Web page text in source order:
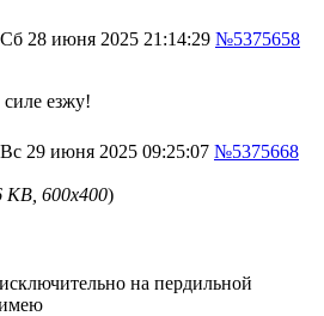
Сб 28 июня 2025 21:14:29 №5375658
езжу!
Вс 29 июня 2025 09:25:07 №5375668
KB, 600x400)
на пердильной